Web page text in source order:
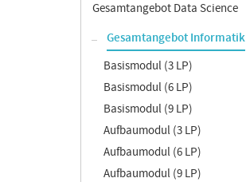
Gesamtangebot Data Science
Gesamtangebot Informatik
Basismodul (3 LP)
Basismodul (6 LP)
Basismodul (9 LP)
Aufbaumodul (3 LP)
Aufbaumodul (6 LP)
Aufbaumodul (9 LP)